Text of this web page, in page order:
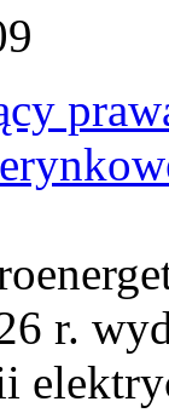
r.